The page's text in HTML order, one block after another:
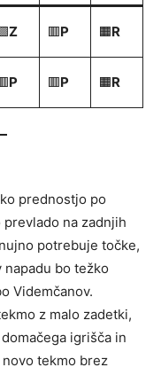
Z 🟥P 🟧R
P 🟥P 🟧R
prednostjo po
na zadnjih
potrebuje točke,
bo težko
Videmčanov.
z malo zadetki,
igrišča in
tekmo brez